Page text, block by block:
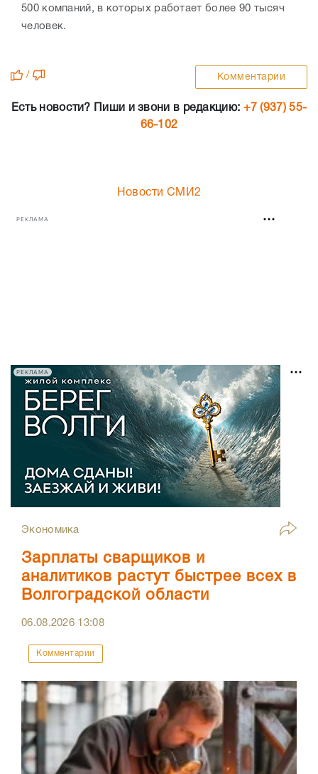
500 компаний, в которых работает более 90 тысяч
человек.
/ Комментарии
Есть новости? Пиши и звони в редакцию: +7 (937) 55-
66-102
Новости СМИ2
РЕКЛАМА
РЕКЛАМА
Экономика
Зарплаты сварщиков и
аналитиков растут быстрее всех в
Волгоградской области
06.08.2026 13:08
Комментарии